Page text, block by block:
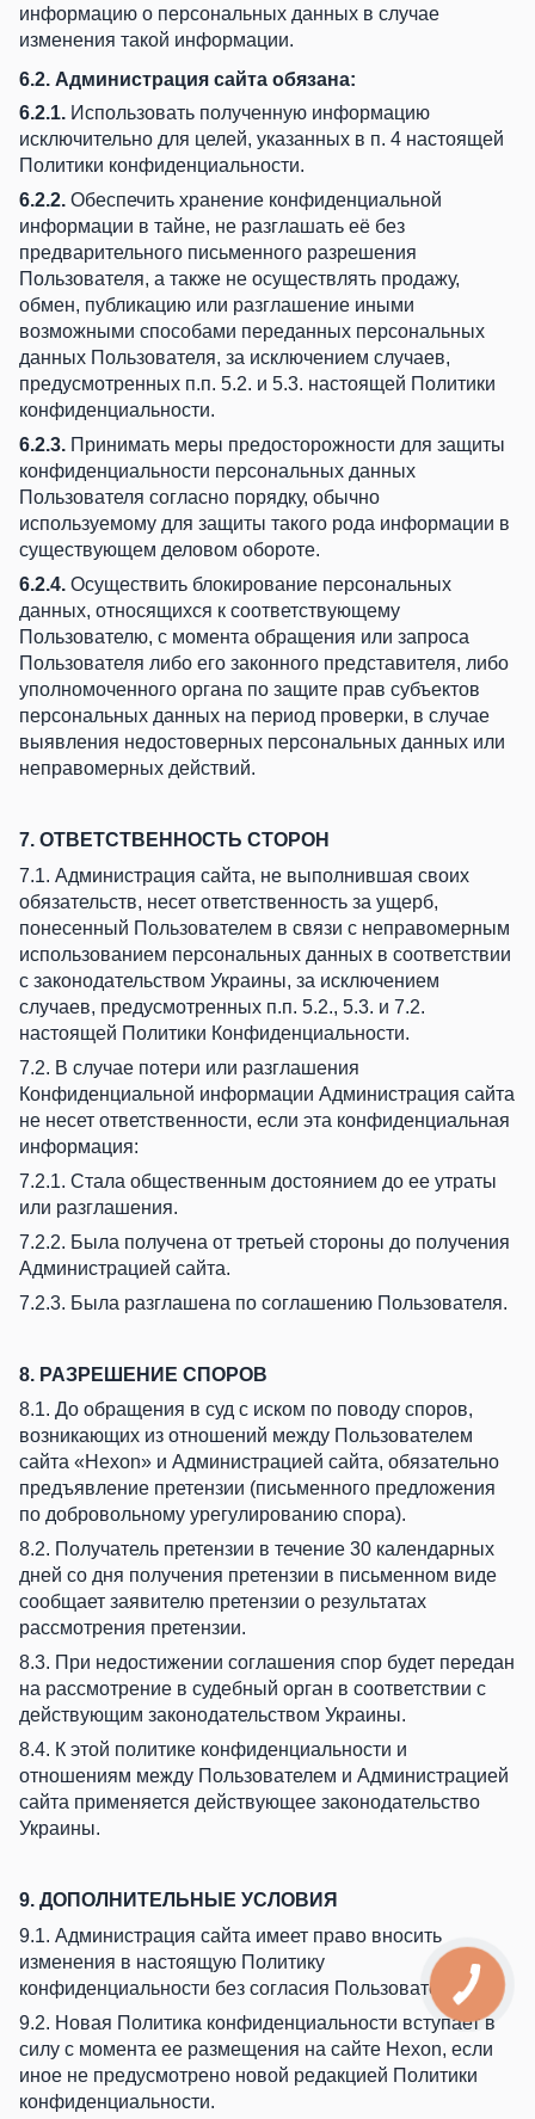
информацию о персональных данных в случае
изменения такой информации.
6.2. Администрация сайта обязана:
6.2.1. Использовать полученную информацию
исключительно для целей, указанных в п. 4 настоящей
Политики конфиденциальности.
6.2.2. Обеспечить хранение конфиденциальной
информации в тайне, не разглашать её без
предварительного письменного разрешения
Пользователя, а также не осуществлять продажу,
обмен, публикацию или разглашение иными
возможными способами переданных персональных
данных Пользователя, за исключением случаев,
предусмотренных п.п. 5.2. и 5.3. настоящей Политики
конфиденциальности.
6.2.3. Принимать меры предосторожности для защиты
конфиденциальности персональных данных
Пользователя согласно порядку, обычно
используемому для защиты такого рода информации в
существующем деловом обороте.
6.2.4. Осуществить блокирование персональных
данных, относящихся к соответствующему
Пользователю, с момента обращения или запроса
Пользователя либо его законного представителя, либо
уполномоченного органа по защите прав субъектов
персональных данных на период проверки, в случае
выявления недостоверных персональных данных или
неправомерных действий.
7. ОТВЕТСТВЕННОСТЬ СТОРОН
7.1. Администрация сайта, не выполнившая своих
обязательств, несет ответственность за ущерб,
понесенный Пользователем в связи с неправомерным
использованием персональных данных в соответствии
с законодательством Украины, за исключением
случаев, предусмотренных п.п. 5.2., 5.3. и 7.2.
настоящей Политики Конфиденциальности.
7.2. В случае потери или разглашения
Конфиденциальной информации Администрация сайта
не несет ответственности, если эта конфиденциальная
информация:
7.2.1. Стала общественным достоянием до ее утраты
или разглашения.
7.2.2. Была получена от третьей стороны до получения
Администрацией сайта.
7.2.3. Была разглашена по соглашению Пользователя.
8. РАЗРЕШЕНИЕ СПОРОВ
8.1. До обращения в суд с иском по поводу споров,
возникающих из отношений между Пользователем
сайта «Hexon» и Администрацией сайта, обязательно
предъявление претензии (письменного предложения
по добровольному урегулированию спора).
8.2. Получатель претензии в течение 30 календарных
дней со дня получения претензии в письменном виде
сообщает заявителю претензии о результатах
рассмотрения претензии.
8.3. При недостижении соглашения спор будет передан
на рассмотрение в судебный орган в соответствии с
действующим законодательством Украины.
8.4. К этой политике конфиденциальности и
отношениям между Пользователем и Администрацией
сайта применяется действующее законодательство
Украины.
9. ДОПОЛНИТЕЛЬНЫЕ УСЛОВИЯ
9.1. Администрация сайта имеет право вносить
изменения в настоящую Политику
конфиденциальности без согласия Пользователя.
9.2. Новая Политика конфиденциальности вступает в
силу с момента ее размещения на сайте Hexon, если
иное не предусмотрено новой редакцией Политики
конфиденциальности.